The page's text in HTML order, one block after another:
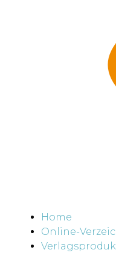
Home
Online-